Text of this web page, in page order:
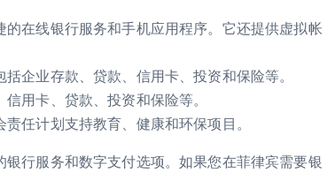
在线银行服务和手机应用程序。它还提供虚拟帐
企业存款、贷款、信用卡、投资和保险等。
用卡、贷款、投资和保险等。
任计划支持教育、健康和环保项目。
行服务和数字支付选项。如果您在菲律宾需要银